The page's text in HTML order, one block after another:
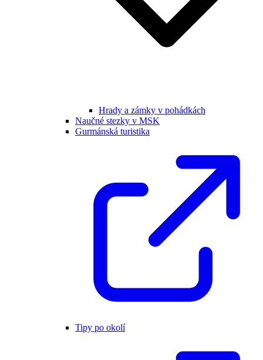
Hrady a zámky v pohádkách
Naučné stezky v MSK
Gurmánská turistika
Tipy po okolí